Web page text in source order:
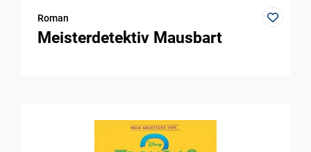
Roman
Meisterdetektiv Mausbart